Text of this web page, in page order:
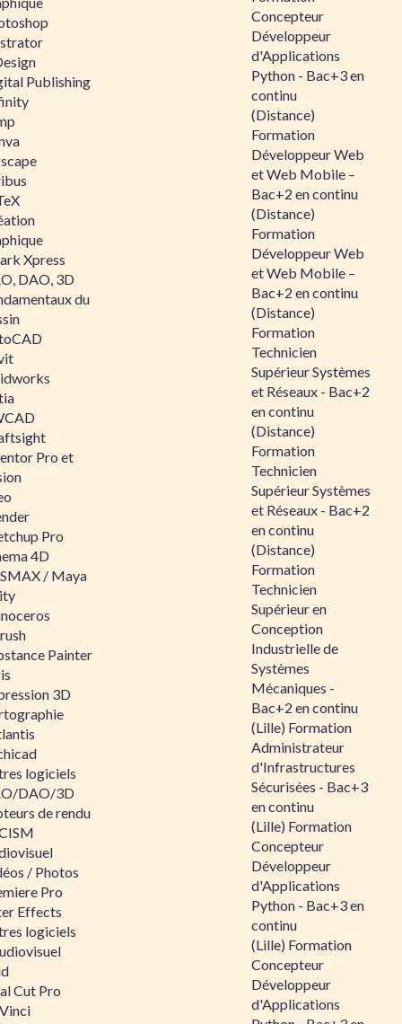
Publishing
Xpress
DAO, 3D
du
Pro et
Pro
4D
/ Maya
Painter
3D
logiciels
DAO/3D
de rendu
/ Photos
Pro
Effects
logiciels
Cut Pro
Concepteur
Développeur
d'Applications
Python - Bac+3 en
continu
(Distance)
Formation
Développeur Web
et Web Mobile –
Bac+2 en continu
(Distance)
Formation
Développeur Web
et Web Mobile –
Bac+2 en continu
(Distance)
Formation
Technicien
Supérieur Systèmes
et Réseaux - Bac+2
en continu
(Distance)
Formation
Technicien
Supérieur Systèmes
et Réseaux - Bac+2
en continu
(Distance)
Formation
Technicien
Supérieur en
Conception
Industrielle de
Systèmes
Mécaniques -
Bac+2 en continu
(Lille) Formation
Administrateur
d'Infrastructures
Sécurisées - Bac+3
en continu
(Lille) Formation
Concepteur
Développeur
d'Applications
Python - Bac+3 en
continu
(Lille) Formation
Concepteur
Développeur
d'Applications